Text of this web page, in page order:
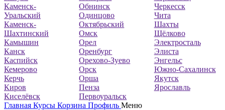
Каменск-
Уральский
Каменск-
Шахтинский
Камышин
Канск
Каспийск
Кемерово
Керчь
Киров
Киселёвск
Обнинск
Одинцово
Октябрьский
Омск
Орел
Оренбург
Орехово-Зуево
Орск
Орша
Пенза
Первоуральск
Черкесск
Чита
Шахты
Щёлково
Электросталь
Элиста
Энгельс
Южно-Сахалинск
Якутск
Ярославль
Главная Курсы Корзина Профиль Меню